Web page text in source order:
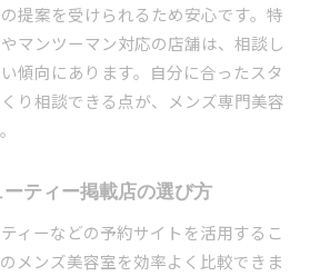
提案を受けられるため安心です。特
マンツーマン対応の店舗は、相談し
傾向にあります。自分に合ったスタ
り相談できる点が、メンズ専門美容
ティー掲載店の選び方
ィーなどの予約サイトを活用するこ
メンズ美容室を効率よく比較できま